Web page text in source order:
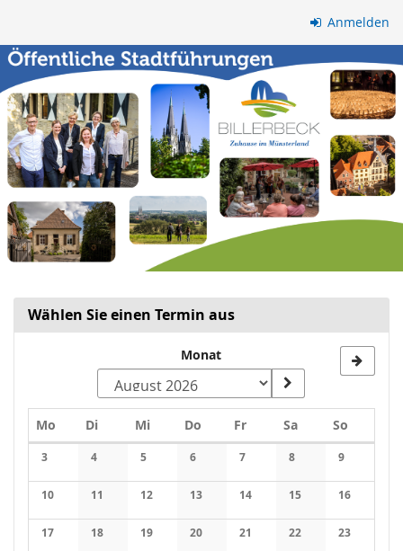
Inhalt
springen
Anmelden
Wählen Sie einen Termin aus
Monat
Kalender
Mo Montag
DiDienstag
MiMittwoch
Do Donnerstag
FrFreitagSaSamstag
So
3
Keine Veranstaltungen
4
Keine Veranstaltungen
5
Keine Veranstaltungen
6
Keine Veranstaltungen
7
Keine Veranstaltungen
8
Keine
9
Keine
10
Keine Veranstaltungen
11
Keine Veranstaltungen
12
Keine Veranstaltungen
13
Keine Veranstaltungen
14
Keine Veranstaltungen
15
Keine
16
Keine
17 18 19 20 21 22 23